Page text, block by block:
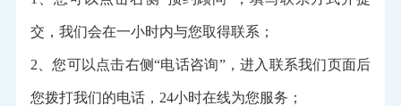
交，我们会在一小时内与您取得联系；
2、您可以点击右侧“电话咨询”，进入联系我们页面后
您拨打我们的电话，24小时在线为您服务；